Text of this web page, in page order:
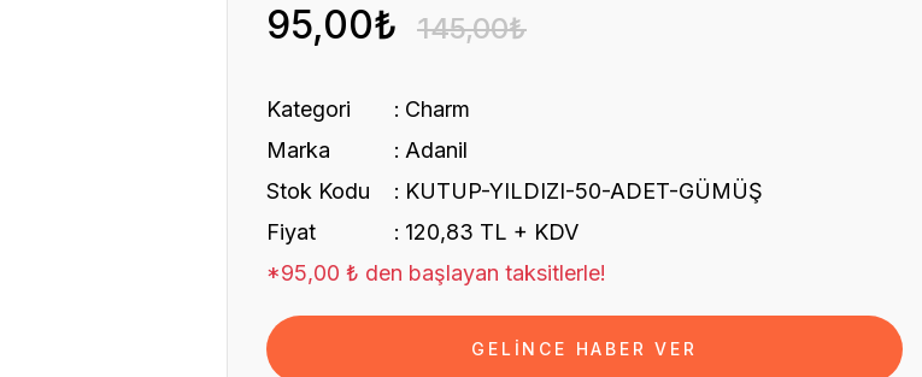
95,00₺ 145,00₺
Kategori
Charm
Marka
Adanil
Stok Kodu
KUTUP-YILDIZI-50-ADET-GÜMÜŞ
Fiyat
120,83 TL + KDV
*95,00 ₺ den başlayan taksitlerle!
GELİNCE HABER VER